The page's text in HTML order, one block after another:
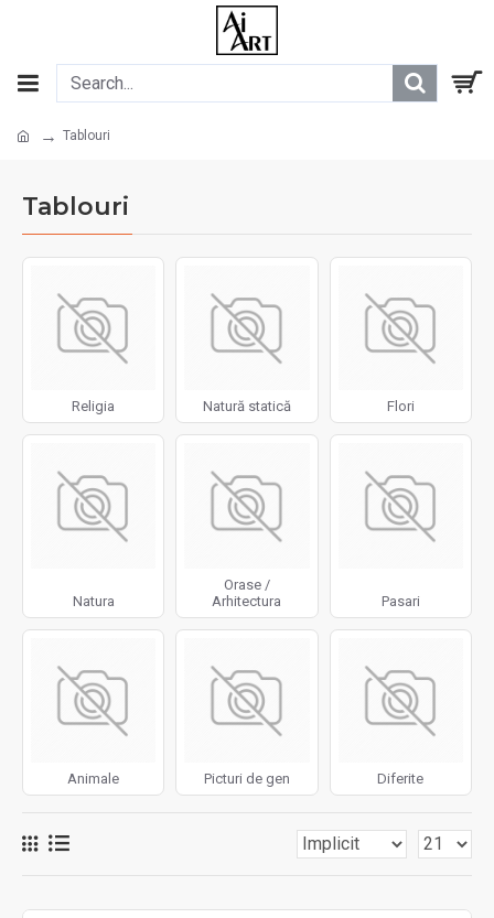
Tablouri
Tablouri
Religia Natură statică Flori
Natura
Orase /
Arhitectura
Pasari
Animale Picturi de gen Diferite